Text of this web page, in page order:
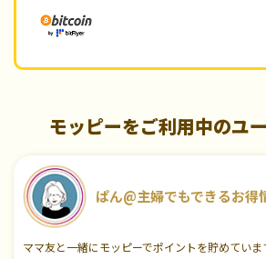
モッピーをご利用中のユ
ぱん@主婦でもできるお得
ママ友と一緒にモッピーでポイントを貯めてい